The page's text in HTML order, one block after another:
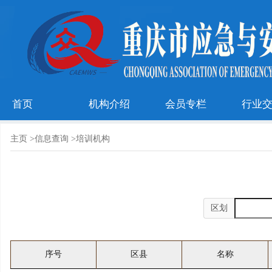
首页 机构介绍 会员专栏 行业
主页 >信息查询 >培训机构
区划
序号 区县 名称